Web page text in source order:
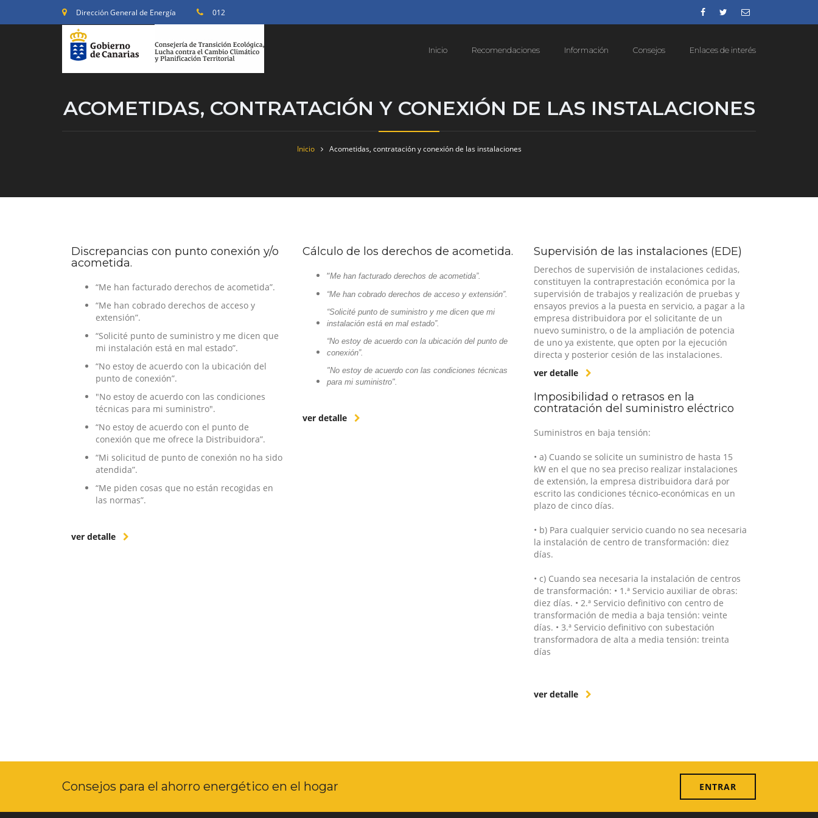
Dirección General de Energía 012
Inicio Recomendaciones Información Consejos Enlaces de interés
ACOMETIDAS, CONTRATACIÓN Y CONEXIÓN DE LAS INSTALACIONES
Inicio Acometidas, contratación y conexión de las instalaciones
Discrepancias con punto conexión y/o
acometida.
“Me han facturado derechos de acometida”.
“Me han cobrado derechos de acceso y
extensión”.
“Solicité punto de suministro y me dicen que
mi instalación está en mal estado”.
“No estoy de acuerdo con la ubicación del
punto de conexión”.
"No estoy de acuerdo con las condiciones
técnicas para mi suministro".
“No estoy de acuerdo con el punto de
conexión que me ofrece la Distribuidora”.
“Mi solicitud de punto de conexión no ha sido
atendida”.
“Me piden cosas que no están recogidas en
las normas”.
ver detalle
Cálculo de los derechos de acometida.
“Me han facturado derechos de acometida”.
“Me han cobrado derechos de acceso y extensión”.
“Solicité punto de suministro y me dicen que mi
instalación está en mal estado”.
“No estoy de acuerdo con la ubicación del punto de
conexión”.
"No estoy de acuerdo con las condiciones técnicas
para mi suministro".
ver detalle
Supervisión de las instalaciones (EDE)
Derechos de supervisión de instalaciones cedidas,
constituyen la contraprestación económica por la
supervisión de trabajos y realización de pruebas y
ensayos previos a la puesta en servicio, a pagar a la
empresa distribuidora por el solicitante de un
nuevo suministro, o de la ampliación de potencia
de uno ya existente, que opten por la ejecución
directa y posterior cesión de las instalaciones.
ver detalle
Imposibilidad o retrasos en la
contratación del suministro eléctrico
Suministros en baja tensión:
• a) Cuando se solicite un suministro de hasta 15
kW en el que no sea preciso realizar instalaciones
de extensión, la empresa distribuidora dará por
escrito las condiciones técnico-económicas en un
plazo de cinco días.
• b) Para cualquier servicio cuando no sea necesaria
la instalación de centro de transformación: diez
días.
• c) Cuando sea necesaria la instalación de centros
de transformación: • 1.ª Servicio auxiliar de obras:
diez días. • 2.ª Servicio definitivo con centro de
transformación de media a baja tensión: veinte
días. • 3.ª Servicio definitivo con subestación
transformadora de alta a media tensión: treinta
días
ver detalle
Consejos para el ahorro energético en el hogar ENTRAR